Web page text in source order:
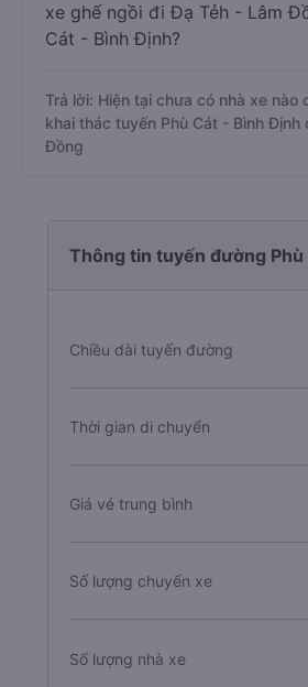
xe ghế ngồi đi Đạ Tẻh - Lâm
Cát - Bình Định?
Trả lời: Hiện tại chưa có nhà xe nào
khai thác tuyến Phù Cát - Bình Định
Đồng
Thông tin tuyến đường Phù
Chiều dài tuyến đường
Thời gian di chuyển
Giá vé trung bình
Số lượng chuyến xe
Số lượng nhà xe